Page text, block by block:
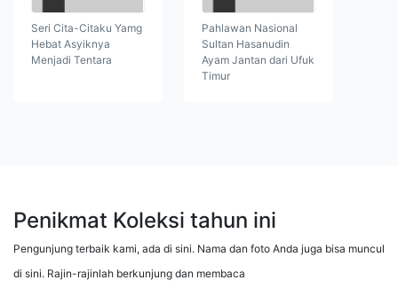
Seri Cita-Citaku Yamg
Hebat Asyiknya
Menjadi Tentara
Pahlawan Nasional
Sultan Hasanudin
Ayam Jantan dari Ufuk
Timur
Penikmat Koleksi tahun ini
Pengunjung terbaik kami, ada di sini. Nama dan foto Anda juga bisa muncul
di sini. Rajin-rajinlah berkunjung dan membaca